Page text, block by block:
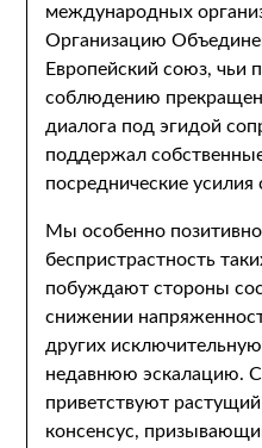
международных
Организацию
Европейский союз, чьи
соблюдению
диалога под эгидой
поддержал
посреднические усилия
Мы особенно
беспристрастность
побуждают стороны
снижении
других исключительную
недавнюю эскалацию.
приветствуют
консенсус,